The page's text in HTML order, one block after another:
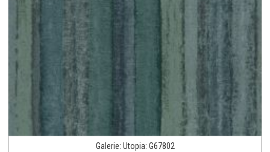
Galerie: Utopia: G67802